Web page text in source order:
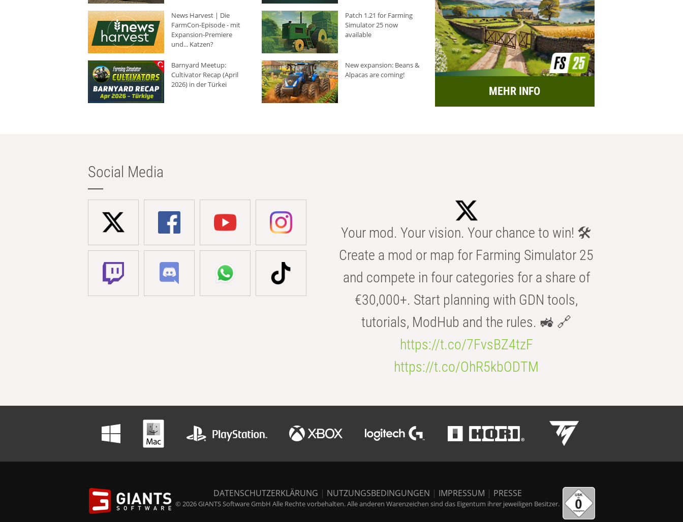
News Harvest | Die
FarmCon-Episode - mit
Expansion-Premiere
und... Katzen?
Patch 1.21 for Farming
Simulator 25 now
available
Barnyard Meetup:
Cultivator Recap (April
2026) in der Türkei
New expansion: Beans &
Alpacas are coming!
MEHR INFO
Social Media
Your mod. Your vision. Your chance to win! 🛠️
Create a mod or map for Farming Simulator 25
and compete in four categories for a share of
€30,000+. Start planning with GDN tools,
tutorials, ModHub and the rules. 🚜 🔗
https://t.co/7FvsBZ4tzF
https://t.co/OhR5kbODTM
DATENSCHUTZERKLÄRUNG | NUTZUNGSBEDINGUNGEN | IMPRESSUM | PRESSE
© 2026 GIANTS Software GmbH Alle Rechte vorbehalten. Alle anderen Warenzeichen sind das Eigentum ihrer jeweiligen Besitzer.